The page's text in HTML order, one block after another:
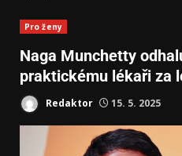
Pro ženy
Naga Munchetty
praktickému lékaři za
Redaktor 15. 5. 2025